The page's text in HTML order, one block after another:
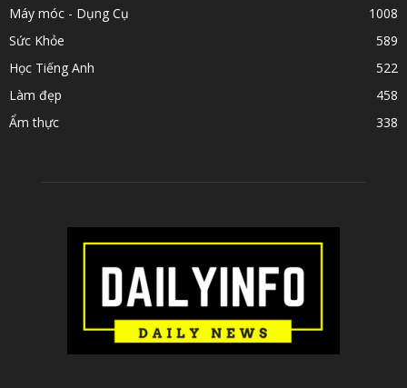
Máy móc - Dụng Cụ
1008
Sức Khỏe
589
Học Tiếng Anh
522
Làm đẹp
458
Ẩm thực
338